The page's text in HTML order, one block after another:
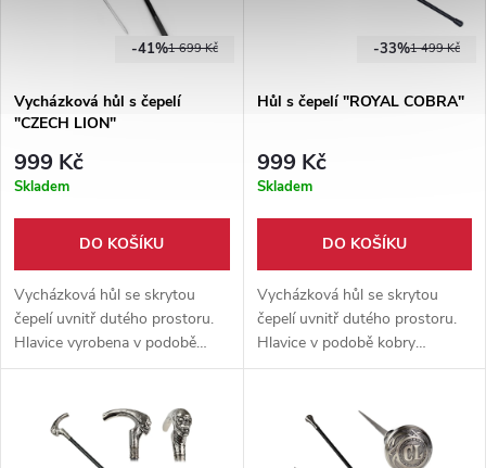
1 699 Kč
-41%
Vycházková hůl s čepelí
"CZECH LION"
999 Kč
Skladem
DO KOŠÍKU
Vycházková hůl se skrytou
čepelí uvnitř dutého prostoru.
Hlavice vyrobena v podobě
českého lva. Skvělý doplněk na
1 499 Kč
-33%
Hůl s čepelí "ROYAL COBRA"
999 Kč
Skladem
DO KOŠÍKU
Vycházková hůl se skrytou
čepelí uvnitř dutého prostoru.
Hlavice v podobě kobry
královské. Skvělý doplněk pro